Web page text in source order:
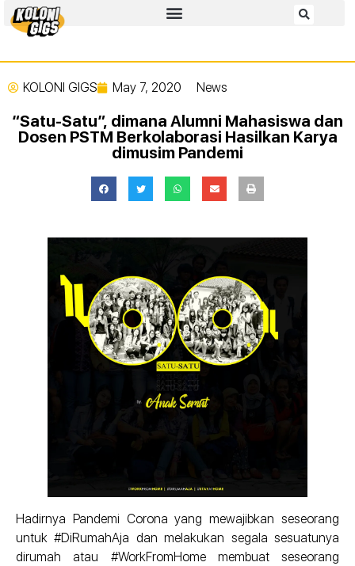
KOLONI GIGS May 7, 2020 News
“Satu-Satu”, dimana Alumni Mahasiswa dan
Dosen PSTM Berkolaborasi Hasilkan Karya
dimusim Pandemi
Hadirnya Pandemi Corona yang mewajibkan seseorang
untuk #DiRumahAja dan melakukan segala sesuatunya
dirumah atau #WorkFromHome membuat seseorang